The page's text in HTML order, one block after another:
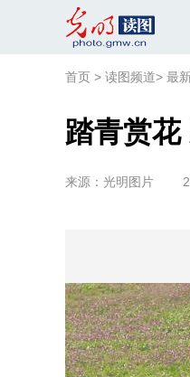
首页 > 读图频道> 最
踏青赏
来源： 光明图片